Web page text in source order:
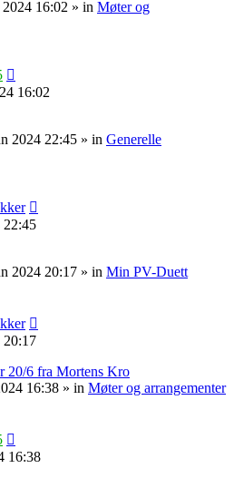
16:02 » in Møter og
16:02
2024 22:45 » in Generelle
22:45
2024 20:17 » in Min PV-Duett
20:17
6 fra Mortens Kro
16:38 » in Møter og arrangementer
16:38